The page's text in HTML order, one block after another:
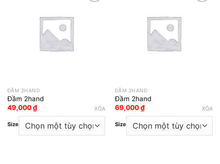
Add to wishlist
ĐẦM 2HAND
Đầm 2hand
49,000₫
Size
XÓA
Add to wishlist
ĐẦM 2HAND
Đầm 2hand
69,000₫
Size
XÓA